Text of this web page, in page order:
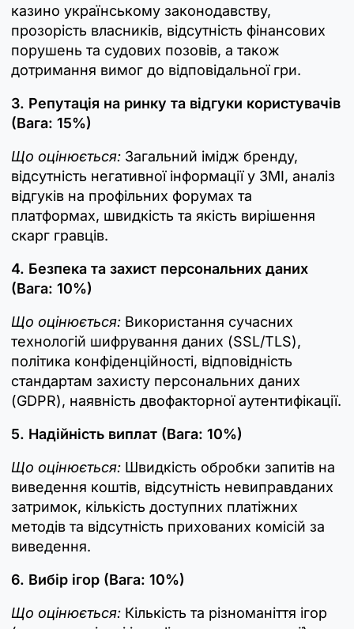
казино українському законодавству,
прозорість власників, відсутність фінансових
порушень та судових позовів, а також
дотримання вимог до відповідальної гри.
3. Репутація на ринку та відгуки користувачів
(Вага: 15%)
Що оцінюється: Загальний імідж бренду,
відсутність негативної інформації у ЗМІ, аналіз
відгуків на профільних форумах та
платформах, швидкість та якість вирішення
скарг гравців.
4. Безпека та захист персональних даних
(Вага: 10%)
Що оцінюється: Використання сучасних
технологій шифрування даних (SSL/TLS),
політика конфіденційності, відповідність
стандартам захисту персональних даних
(GDPR), наявність двофакторної аутентифікації.
5. Надійність виплат (Вага: 10%)
Що оцінюється: Швидкість обробки запитів на
виведення коштів, відсутність невиправданих
затримок, кількість доступних платіжних
методів та відсутність прихованих комісій за
виведення.
6. Вибір ігор (Вага: 10%)
Що оцінюється: Кількість та різноманіття ігор